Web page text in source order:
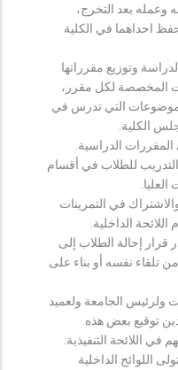
وعمله بعد التخرج،
احداهما في الكلية
وتوزيع مقرراتها
المخصصة لكل مقرر،
التي تدرس في
الكلية.
الدراسية.
التدريب للطلاب في أقسام
في التمرينات
الداخلية.
قرار إحالة الطلاب إلى
تلقاء نفسه أو بناء على
ولرئيس الجامعة ولعميد
توقيع بعض هذه
في اللائحة التنفيذية.
اللوائح الداخلية